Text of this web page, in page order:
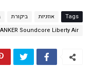
Tags אוזניות ביקורת
ANKER Soundcore Liberty Air